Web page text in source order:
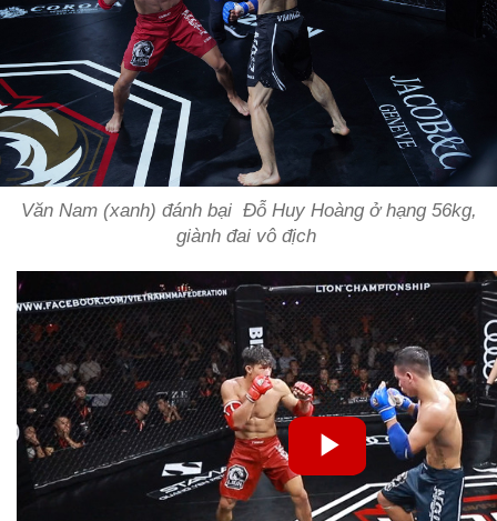
Văn Nam (xanh) đánh bại Đỗ Huy Hoàng ở hạng 56kg,
giành đai vô địch